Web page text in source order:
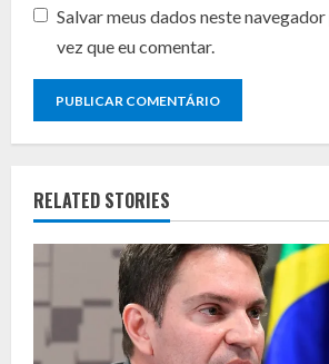
Salvar meus dados neste
vez que eu comentar.
RELATED STORIES